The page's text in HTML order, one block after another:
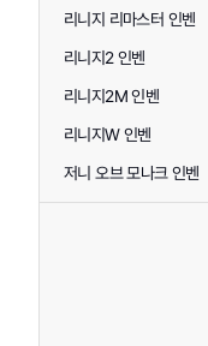
리니지 리마스터 인벤
리니지2 인벤
리니지2M 인벤
리니지W 인벤
저니 오브 모나크 인벤